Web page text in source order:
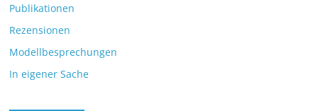
Publikationen
Rezensionen
Modellbesprechungen
In eigener Sache